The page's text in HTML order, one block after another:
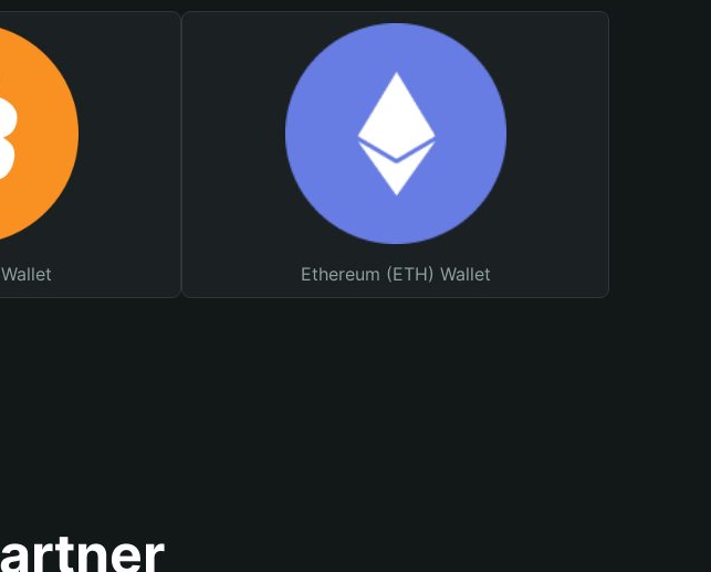
Ethereum (ETH) Wallet